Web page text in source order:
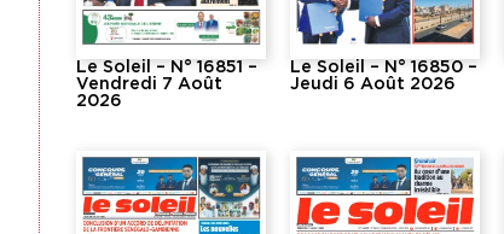
Le Soleil – N° 16851 –
Vendredi 7 Août
2026
Le Soleil – N° 16850 –
Jeudi 6 Août 2026